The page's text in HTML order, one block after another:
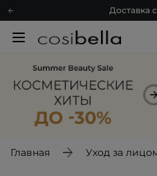
Доставка
Спроси
Доставка
Главная Уход за